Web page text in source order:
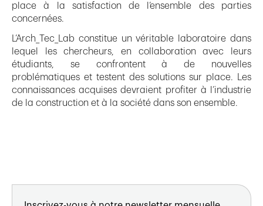
place à la satisfaction de l’ensemble des parties
concernées.
L’Arch_Tec_Lab constitue un véritable laboratoire dans
lequel les chercheurs, en collaboration avec leurs
étudiants, se confrontent à de nouvelles
problématiques et testent des solutions sur place. Les
connaissances acquises devraient profiter à l’industrie
de la construction et à la société dans son ensemble.